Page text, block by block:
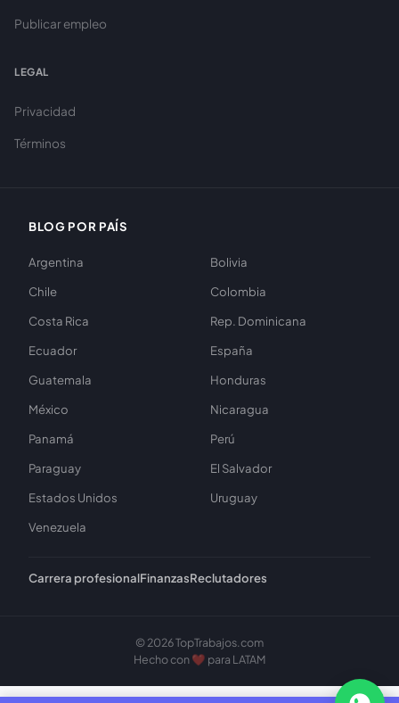
Publicar empleo
LEGAL
Privacidad
Términos
BLOG POR PAÍS
Argentina
Bolivia
Chile
Colombia
Costa Rica
Rep. Dominicana
Ecuador
España
Guatemala
Honduras
México
Nicaragua
Panamá
Perú
Paraguay
El Salvador
Estados Unidos
Uruguay
Venezuela
Carrera profesionalFinanzasReclutadores
© 2026 TopTrabajos.com
Hecho con ❤️ para LATAM